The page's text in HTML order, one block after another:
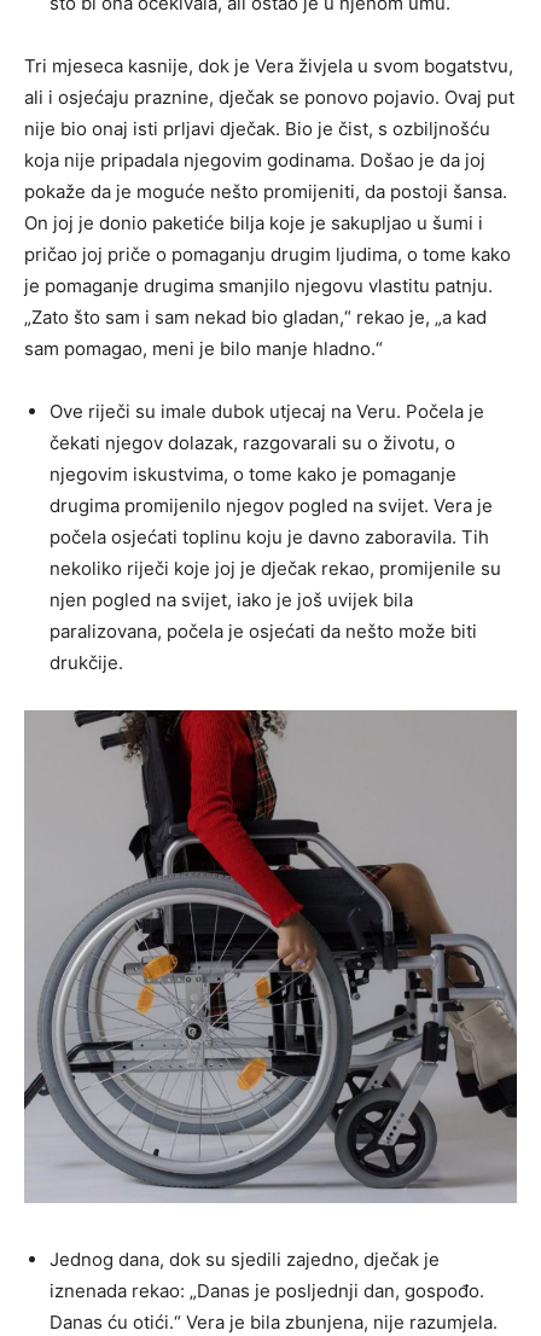
Tri mjeseca kasnije, dok je Vera živjela u svom bogatstvu,
ali i osjećaju praznine, dječak se ponovo pojavio. Ovaj put
nije bio onaj isti prljavi dječak. Bio je čist, s ozbiljnošću
koja nije pripadala njegovim godinama. Došao je da joj
pokaže da je moguće nešto promijeniti, da postoji šansa.
On joj je donio paketiće bilja koje je sakupljao u šumi i
pričao joj priče o pomaganju drugim ljudima, o tome kako
je pomaganje drugima smanjilo njegovu vlastitu patnju.
„Zato što sam i sam nekad bio gladan,“ rekao je, „a kad
sam pomagao, meni je bilo manje hladno.“
Ove riječi su imale dubok utjecaj na Veru. Počela je
čekati njegov dolazak, razgovarali su o životu, o
njegovim iskustvima, o tome kako je pomaganje
drugima promijenilo njegov pogled na svijet. Vera je
počela osjećati toplinu koju je davno zaboravila. Tih
nekoliko riječi koje joj je dječak rekao, promijenile su
njen pogled na svijet, iako je još uvijek bila
paralizovana, počela je osjećati da nešto može biti
drukčije.
Jednog dana, dok su sjedili zajedno, dječak je
iznenada rekao: „Danas je posljednji dan, gospođo.
Danas ću otići.“ Vera je bila zbunjena, nije razumjela.